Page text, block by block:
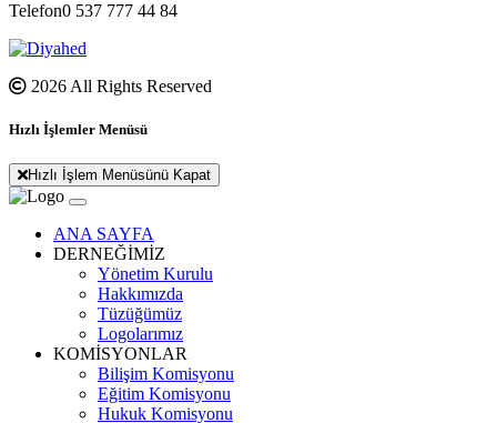
Telefon0 537 777 44 84
2026 All Rights Reserved
Hızlı İşlemler Menüsü
Hızlı İşlem Menüsünü Kapat
ANA SAYFA
DERNEĞİMİZ
Yönetim Kurulu
Hakkımızda
Tüzüğümüz
Logolarımız
KOMİSYONLAR
Bilişim Komisyonu
Eğitim Komisyonu
Hukuk Komisyonu